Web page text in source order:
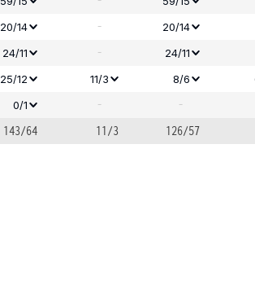
20/14 -
20/14
24/11 -
24/11
25/12 11/3 8/6
0/1 -
-
143/64 11/3 126/57